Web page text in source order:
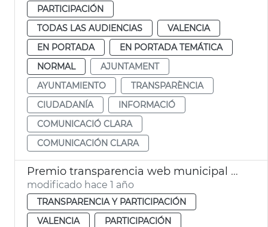
PARTICIPACIÓN
TODAS LAS AUDIENCIAS
VALENCIA
EN PORTADA
EN PORTADA TEMÁTICA
NORMAL
AJUNTAMENT
AYUNTAMIENTO
TRANSPARÈNCIA
CIUDADANÍA
INFORMACIÓ
COMUNICACIÓ CLARA
COMUNICACIÓN CLARA
Premio transparencia web municipal Ayuntamiento de València
modificado hace 1 año
TRANSPARENCIA Y PARTICIPACIÓN
VALENCIA
PARTICIPACIÓN